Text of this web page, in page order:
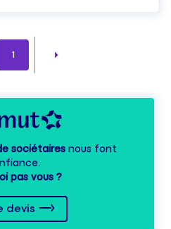
1
sociétairesnous font
pas vous ?
devis